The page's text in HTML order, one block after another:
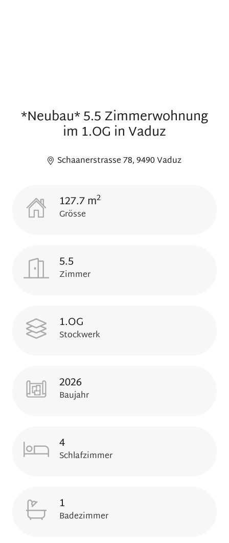
*Neubau* 5.5 Zimmerwohnung
im 1.OG in Vaduz
Schaanerstrasse 78, 9490 Vaduz
127.7 m2
Grösse
5.5
Zimmer
1.OG
Stockwerk
2026
Baujahr
4
Schlafzimmer
1
Badezimmer